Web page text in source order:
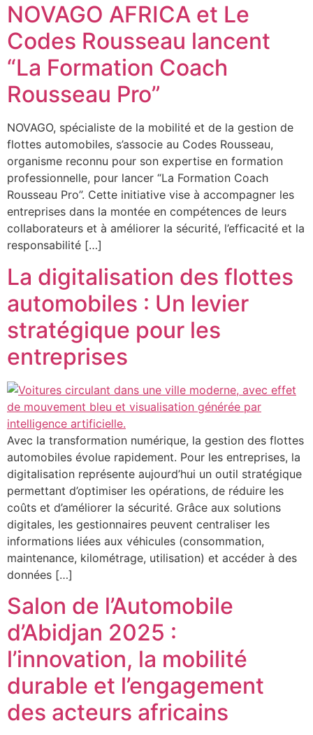
NOVAGO AFRICA et Le
Codes Rousseau lancent
“La Formation Coach
Rousseau Pro”
NOVAGO, spécialiste de la mobilité et de la gestion de
flottes automobiles, s’associe au Codes Rousseau,
organisme reconnu pour son expertise en formation
professionnelle, pour lancer “La Formation Coach
Rousseau Pro”. Cette initiative vise à accompagner les
entreprises dans la montée en compétences de leurs
collaborateurs et à améliorer la sécurité, l’efficacité et la
responsabilité […]
La digitalisation des flottes
automobiles : Un levier
stratégique pour les
entreprises
Avec la transformation numérique, la gestion des flottes
automobiles évolue rapidement. Pour les entreprises, la
digitalisation représente aujourd’hui un outil stratégique
permettant d’optimiser les opérations, de réduire les
coûts et d’améliorer la sécurité. Grâce aux solutions
digitales, les gestionnaires peuvent centraliser les
informations liées aux véhicules (consommation,
maintenance, kilométrage, utilisation) et accéder à des
données […]
Salon de l’Automobile
d’Abidjan 2025 :
l’innovation, la mobilité
durable et l’engagement
des acteurs africains